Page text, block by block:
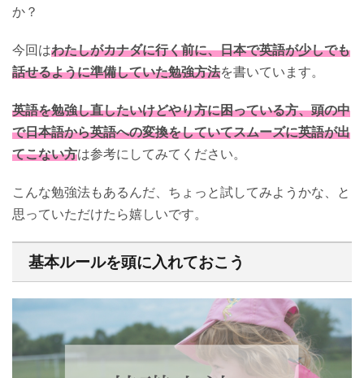
か？
今回はわたしがカナダに行く前に、日本で英語が少しでも
話せるように準備していた勉強方法を書いています。
英語を勉強し直したいけどやり方に困っている方、頭の中
で日本語から英語への変換をしていてスムーズに英語が出
てこない方は参考にしてみてください。
こんな勉強法もあるんだ、ちょっと試してみようかな、と
思っていただけたら嬉しいです。
基本ルールを頭に入れておこう